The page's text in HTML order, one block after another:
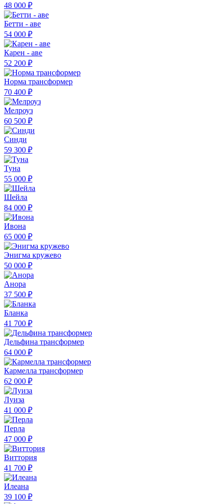
48 000 ₽
Бетти - аве
54 000 ₽
Карен - аве
52 200 ₽
Норма трансформер
70 400 ₽
Мелроуз
60 500 ₽
Синди
59 300 ₽
Туна
55 000 ₽
Шейла
84 000 ₽
Ивона
65 000 ₽
Энигма кружево
50 000 ₽
Анора
37 500 ₽
Бланка
41 700 ₽
Дельфина трансформер
64 000 ₽
Кармелла трансформер
62 000 ₽
Луиза
41 000 ₽
Перла
47 000 ₽
Виттория
41 700 ₽
Илеана
39 100 ₽